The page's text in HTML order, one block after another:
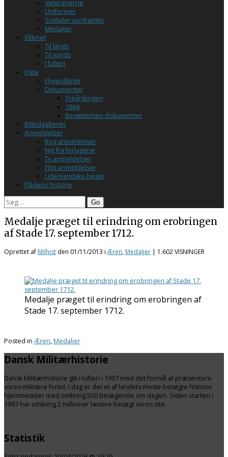
Veteranerne
Uniformer
Soldater portrætter
Medaljer
Våbnet
Til lands
Til vands
I luften
Data
Flyvevåbnet
Dokumenter
Treårskrigen
1864
Besættelsen dokumenter
Billedgallerier
Anmeldelser
Bog anmeldelser
Nyt fra forlagene
Tv anmeldelser
Film anmeldelser
Udenlandske bøger
Flådens historie
Search
Medalje præget til erindring om erobringen
af Stade 17. september 1712.
Oprettet af Milhist den 01/11/2013 iÆren, Medaljer | 1.602 VISNINGER
Medalje præget til erindring om erobringen af
Stade 17. september 1712.
Posted in Æren,Medaljer
Dansk Militærhistorie
Dansk Militærhistorie gik i luften i 1997 med det formål at præsentere
vores militære fortid. I dag er det et af landets meste besøgte historie
hjemmesider med omkring 500 besøgende om dagen. Siden starten i
1997 har omkring 2 millioner læsere besøgt vores site.
Statistik